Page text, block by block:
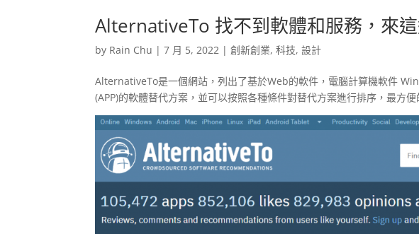
AlternativeTo 找不到軟體和服務，來
by Rain Chu |7 月 5, 2022 |創新創業,科技,設計
AlternativeTo是一個網站，列出了基於Web的軟件，電腦計算機軟件
(APP)的軟體替代方案，並可以按照各種條件對替代方案進行排序，最方